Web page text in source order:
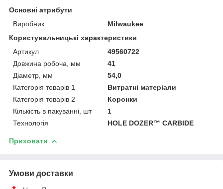
Основні атрибути
Виробник
Milwaukee
Користувальницькі характеристики
Артикул
49560722
Довжина робоча, мм
41
Діаметр, мм
54,0
Категорія товарів 1
Витратні матеріали
Категорія товарів 2
Коронки
Кількість в пакуванні, шт
1
Технологія
HOLE DOZER™ CARBIDE
Приховати
Умови доставки